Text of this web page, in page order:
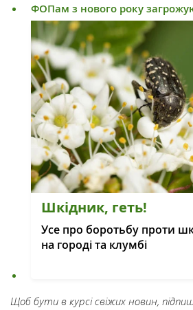
ФОПам з нового року
Шкідник, геть!
Усе про боротьбу проти
на городі та клумбі
Щоб бути в курсі свіжих новин,